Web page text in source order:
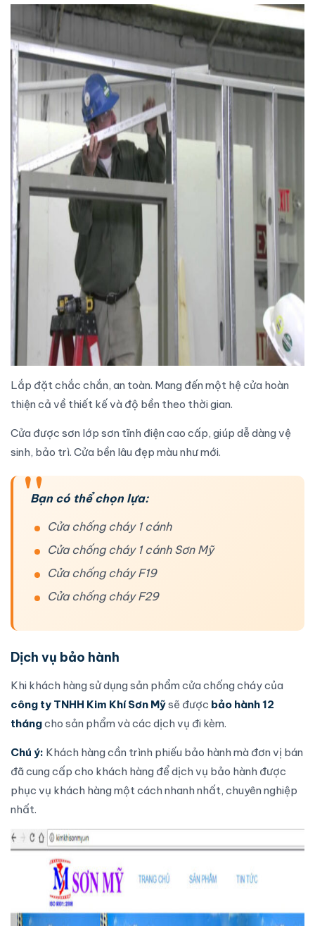
Lắp đặt chắc chắn, an toàn. Mang đến một hệ cửa hoàn
thiện cả về thiết kế và độ bền theo thời gian.
Cửa được sơn lớp sơn tĩnh điện cao cấp, giúp dễ dàng vệ
sinh, bảo trì. Cửa bền lâu đẹp màu như mới.
Bạn có thể chọn lựa:
Cửa chống cháy 1 cánh
Cửa chống cháy 1 cánh Sơn Mỹ
Cửa chống cháy F19
Cửa chống cháy F29
Dịch vụ bảo hành
Khi khách hàng sử dụng sản phẩm cửa chống cháy của
công ty TNHH Kim Khí Sơn Mỹsẽ được bảo hành 12
thángcho sản phẩm và các dịch vụ đi kèm.
Chú ý: Khách hàng cần trình phiếu bảo hành mà đơn vị bán
đã cung cấp cho khách hàng để dịch vụ bảo hành được
phục vụ khách hàng một cách nhanh nhất, chuyên nghiệp
nhất.